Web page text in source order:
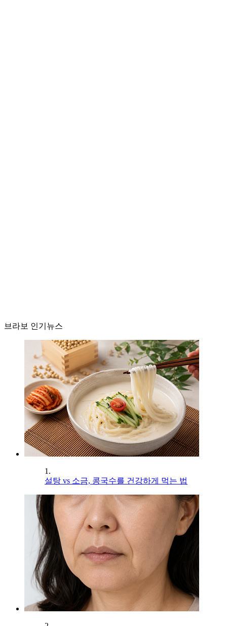
브라보 인기뉴스
1.
설탕 vs 소금, 콩국수를 건강하게 먹는 법